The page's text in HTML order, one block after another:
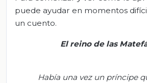
puede ayudar en momentos
un cuento.
El reino de las
Había una vez un príncipe